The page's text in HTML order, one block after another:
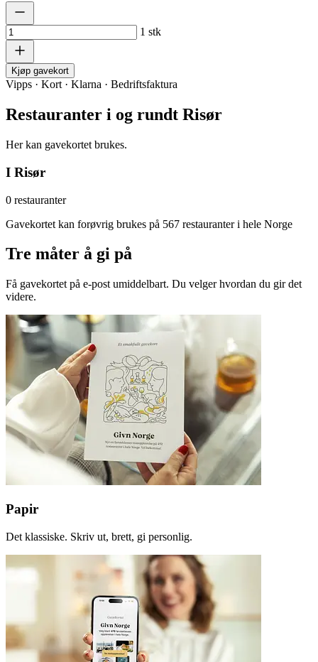
1 stk
Kjøp gavekort
Vipps · Kort · Klarna · Bedriftsfaktura
Restauranter i og rundt Risør
Her kan gavekortet brukes.
I Risør
0 restauranter
Gavekortet kan forøvrig brukes på 567 restauranter i hele Norge
Tre måter å gi på
Få gavekortet på e-post umiddelbart. Du velger hvordan du gir det
videre.
Papir
Det klassiske. Skriv ut, brett, gi personlig.